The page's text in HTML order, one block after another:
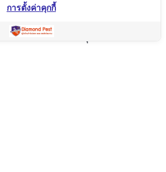
งเรา
เนท” บริการเป็นเลิศ ผู้นำด้านการกำจัดปลวก
ภัยต่อบ้านและครอบครัวคุณอย่างแน่นอน
การตั้งค่าคุกกี้